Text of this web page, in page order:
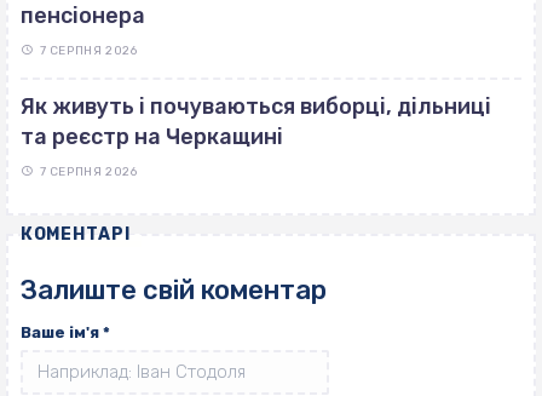
пенсіонера
7 СЕРПНЯ 2026
Як живуть і почуваються виборці, дільниці
та реєстр на Черкащині
7 СЕРПНЯ 2026
КОМЕНТАРІ
Залиште свій коментар
Ваше ім'я *